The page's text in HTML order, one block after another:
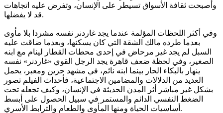
وأصبحت ثقافة الأسواق تسيطر على الإنسان، وتفرض عليه اتجاهات
قد لا يفضلها.
وفي أكثر اللحظات المؤلمة عندما يجد غاردنر نفسه مشردا بلا مأوى
بعدما طرده مالك الشقة التي كان يسكنها، وبعدما ضاقت عليه
السبل لم يجد غير مرحاض في إحدى محطات القطار لينام مع ابنه
الصغير، وفي لحظة ضعف قاهرة يجد الرجل القوي «غاردنر» نفسه
ينهار بالبكاء الحار بينما ابنه نائم، في مشهد حزين ومعبر، يحمل
العديد من الدلالات والمضامين الاجتماعية، فأحداث الفيلم تصور
بشكل غير مباشر أثر المدن الحديثة في الإنسان، وكيف تجعله تحت
الضغط النفسي الدائم والمستمر في سبيل الحصول على أبسط
أساسيات الحياة ومنها المأوى والطعام والترابط الأسري.